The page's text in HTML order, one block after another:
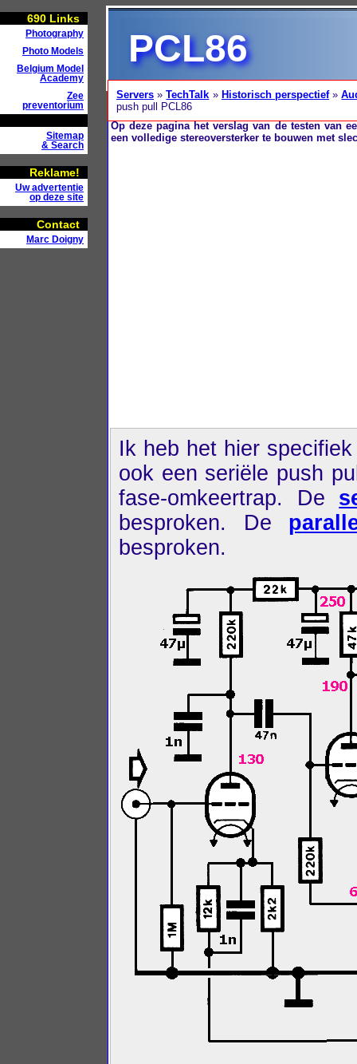
690 Links
Photography
Photo Models
Belgium Model
Academy
Zee
preventorium
Sitemap
& Search
Reklame!
Uw advertentie
op deze site
Contact
Marc Doigny
PCL86
Servers »TechTalk » Historisch perspectief»
push pull PCL86
Op deze pagina het verslag van de testen van
een volledige stereoversterker te bouwen met
Ik heb het hier
ook een seriële push
fase-omkeertrap. De
besproken. De
besproken.